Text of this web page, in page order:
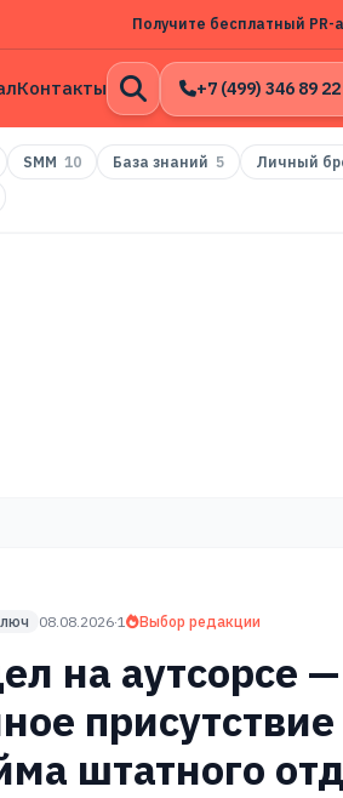
Получите бесплатный PR-
Контакты
Открыть
поиск
+7 (499) 346 89 22
SMM 10 База знаний 5 Личный
08.08.2026·1 Выбор редакции
на аутсорсе —
штатного